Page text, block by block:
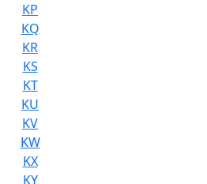
KP
KQ
KR
KS
KT
KU
KV
KW
KX
KY